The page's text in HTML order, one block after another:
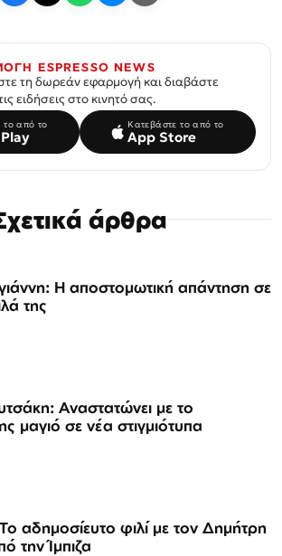
ESPRESSO NEWS
τη δωρεάν εφαρμογή και διαβάστε
ειδήσεις στο κινητό σας.
το από το Κατεβάστε το από το
App Store
άρθρα
Η αποστομωτική απάντηση σε
της
Αναστατώνει με το
μαγιό σε νέα στιγμιότυπα
αδημοσίευτο φιλί με τον Δημήτρη
την Ίμπιζα